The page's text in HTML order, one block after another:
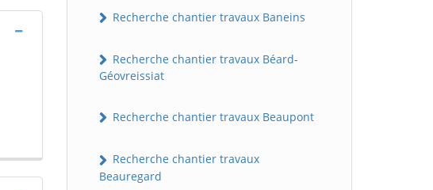
Recherche chantier travaux Baneins
Recherche chantier travaux Béard-
Géovreissiat
Recherche chantier travaux Beaupont
Recherche chantier travaux
Beauregard